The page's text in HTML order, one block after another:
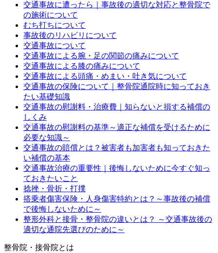
交通事故に遭ったら｜事故後の適切な対応と整骨院で
の施術について
むち打ちについて
事故後のリハビリについて
交通事故について
交通事故による腕・足の関節の痛みについて
交通事故による膝の痛みについて
交通事故による頭痛・めまい・吐き気について
交通事故の保険について｜整骨院通院時に知っておき
たい基礎知識
交通事故の慰謝料・治療費｜知らないと損する補償の
しくみ
交通事故の慰謝料の基準～適正な補償を受けるために
必要な知識～
交通事故の賠償とは？被害者も加害者も知っておきた
い補償の基本
交通事故治療の重要性｜後悔しないために今すぐ知っ
ておきたいこと
捻挫・骨折・打撲
搭乗者傷害保険・人身傷害特約とは？～事故後の補償
で後悔しないために～
整形外科と接骨・整骨院の違いとは？ ～交通事故後の
適切な通院先選びのために～
整骨院・接骨院とは